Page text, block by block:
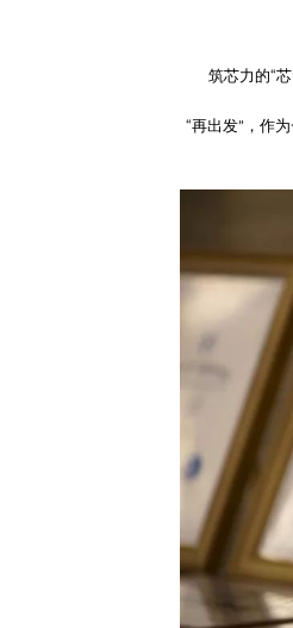
筑芯力的“
“再出发”，作